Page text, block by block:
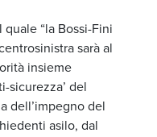
“la Bossi-Fini
sarà al
insieme
sicurezza’ del
dell’impegno del
asilo, dal